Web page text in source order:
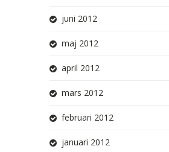
juni 2012
maj 2012
april 2012
mars 2012
februari 2012
januari 2012